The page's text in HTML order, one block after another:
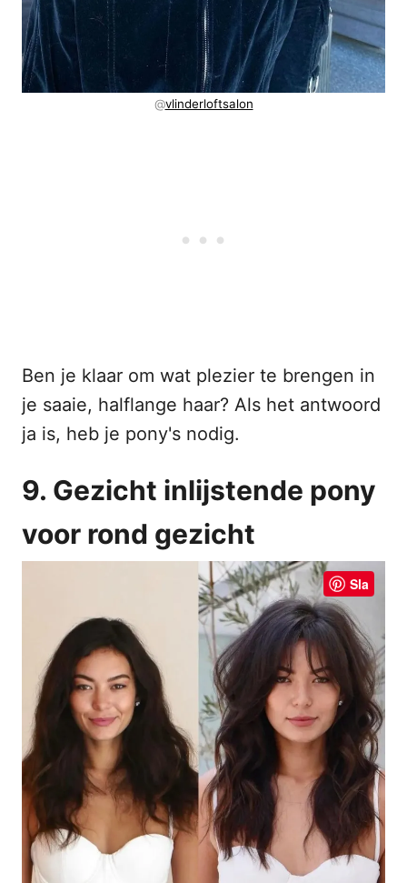
@vlinderloftsalon
Ben je klaar om wat plezier te brengen in
je saaie, halflange haar? Als het antwoord
ja is, heb je pony's nodig.
9. Gezicht inlijstende pony
voor rond gezicht
Sla